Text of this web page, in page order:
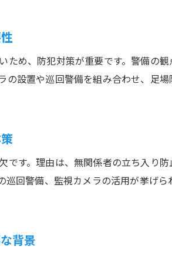
現場での警備配置とセキュ
足場防犯対策と警備の連携
警備と現場スタッフの連携
仮設警備が現場運営の質向
安心を支える仮設警備の魅力と働
ため、防犯対策が重要です。警備の
の設置や巡回警備を組み合わせ、足
です。理由は、無関係者の立ち入り
回警備、監視カメラの活用が挙げ
背景